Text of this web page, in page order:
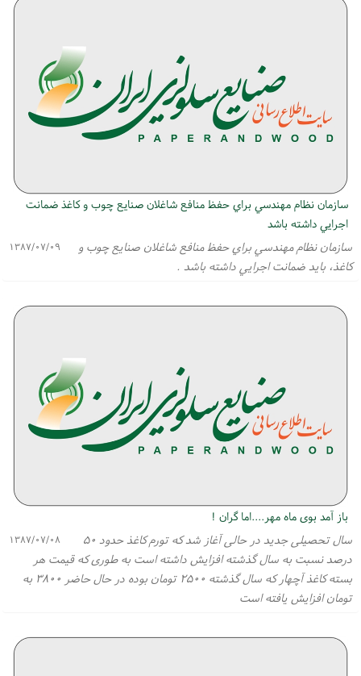
سازمان نظام مهندسي براي حفظ منافع شاغلان صنايع چوب و كاغذ ضمانت
اجرايي داشته باشد
۱۳۸۷/۰۷/۰۹
سازمان نظام مهندسي براي حفظ منافع شاغلان صنايع چوب و
كاغذ، بايد ضمانت اجرايي داشته باشد .
باز آمد بوی ماه مهر....اما گران !
۱۳۸۷/۰۷/۰۸
سال تحصیلی جدید در حالی آغاز شد كه تورم كاغذ حدود ۵۰
درصد نسبت به سال گذشته افزایش داشته است به طوری كه قیمت هر
بسته كاغذ آچهار كه سال گذشته ۲۵۰۰ تومان بوده در حال حاضر ۳۸۰۰ به
تومان افزایش یافته است